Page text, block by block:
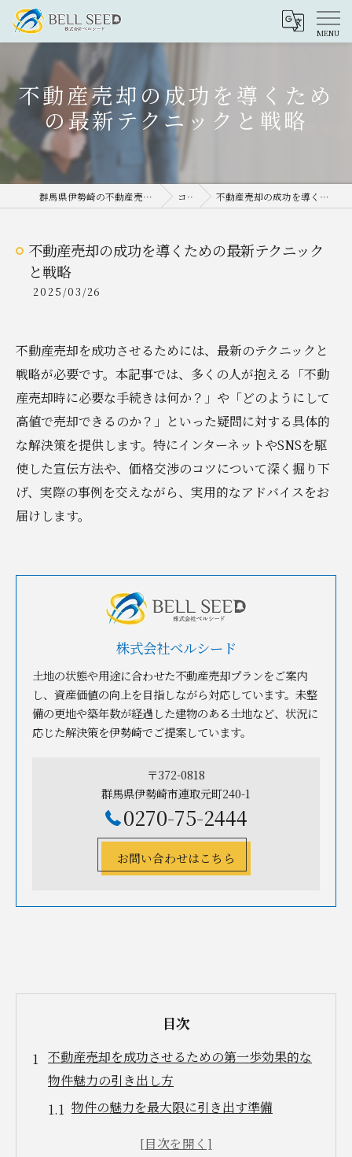
不動産売却の成功を導くため
の最新テクニックと戦略
群馬県伊勢崎の不動産売却なら株式会社ベルシード コラム 不動産売却の成功を導くための最新テクニックと戦略
不動産売却の成功を導くための最新テクニック
と戦略
2025/03/26
不動産売却を成功させるためには、最新のテクニックと
戦略が必要です。本記事では、多くの人が抱える「不動
産売却時に必要な手続きは何か？」や「どのようにして
高値で売却できるのか？」といった疑問に対する具体的
な解決策を提供します。特にインターネットやSNSを駆
使した宣伝方法や、価格交渉のコツについて深く掘り下
げ、実際の事例を交えながら、実用的なアドバイスをお
届けします。
株式会社ベルシード
土地の状態や用途に合わせた不動産売却プランをご案内
し、資産価値の向上を目指しながら対応しています。未整
備の更地や築年数が経過した建物のある土地など、状況に
応じた解決策を伊勢崎でご提案しています。
〒372-0818
群馬県伊勢崎市連取元町240-1
0270-75-2444
お問い合わせはこちら
目次
不動産売却を成功させるための第一歩効果的な
物件魅力の引き出し方
物件の魅力を最大限に引き出す準備
プロフェッショナルな写真撮影の重要性